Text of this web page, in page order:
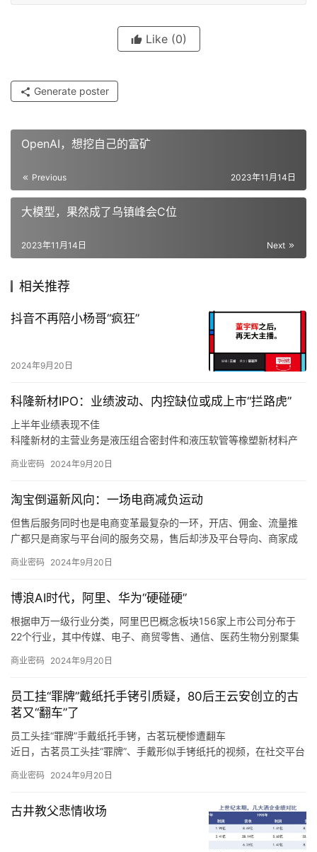
Like (0)
Generate poster
OpenAI，想挖自己的富矿
Previous 2023年11月14日
大模型，果然成了乌镇峰会C位
Next
2023年11月14日
相关推荐
抖音不再陪小杨哥“疯狂”
2024年9月20日
科隆新材IPO：业绩波动、内控缺位或成上市“拦路虎”
上半年业绩表现不佳
科隆新材的主营业务是液压组合密封件和液压软管等橡塑新材料产
产、销售和维修，同时也为风电、军工、高铁等行业客户提供定制
同时，如果未来煤炭主体能源地位被快速替代，下游客户新机装备
需求减少，科隆新材又未能拓展旧机维修业务，或是未能适应市场
变化、新技术和新产品未能顺应市场发展趋势，那么科隆新材就存
营业绩造成不利影响。
商业密码 2024年9月20日
淘宝倒逼新风向：一场电商减负运动
但售后服务同时也是电商变革最复杂的一环，开店、佣金、流量推
广都只是商家与平台间的服务交易，售后却涉及平台导向、商家成
接制约，是各方利益最难平衡的地方。
从推出「仅退款」的游戏规则制定者、大家长，逐渐过渡到生态系
统的设计者、平衡商家和消费者利益的服务商。
商业密码 2024年9月20日
博浪AI时代，阿里、华为“硬碰硬”
根据申万一级行业分类，阿里巴巴概念板块156家上市公司分布于
22个行业，其中传媒、电子、商贸零售、通信、医药生物分别聚集
根据申万一级行业分类，华为概念板块896家上市公司分布于28个
了220、193、92、65、61只概念股。
商业密码 2024年9月20日
员工挂“罪牌”戴纸托手铐引质疑，80后王云安创立的古
茗又“翻车”了
员工头挂“罪牌”手戴纸托手铐，古茗玩梗惨遭翻车
近日，古茗员工头挂“罪牌”、手戴形似手铐纸托的视频，在社交平台
至于上海，王云安认为该市场毗邻浙江，因此会有一定的消费者基
收益更难做好，“我们在进省会城市，以及大的一线城市的时候，我
们一定是做好准备了再去的，比如上海的消费者到底要什么，我们
进去应该怎么做才可以让更多的店做得更好，古茗能够给上海的消
商业密码 2024年9月20日
古井教父悲情收场